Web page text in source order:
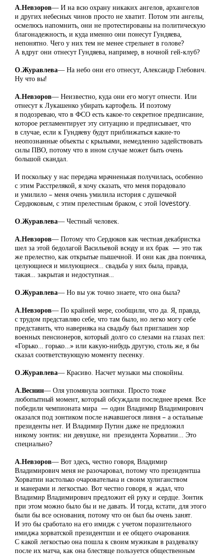
А.Невзоров― И на всю охрану никаких ангелов, архангелов
и других небесных чинов просто не хватит. Потом эти ангелы,
осмелюсь напомнить, они не протестированы на политическую
благонадежность, и куда именно они понесут Гундяева,
непонятно. Чего у них тем не менее стрельнет в голове?
А вдруг они отнесут Гундяева, например, в ночной гей-клуб?
О.Журавлева― На небо они его отнесут, Александр Глебович.
Ну что вы!
А.Невзоров― Неизвестно, куда они его могут отнести. Или
отнесут к Лукашенко убирать картофель. И поэтому
я подозреваю, что в ФСО есть какое-то секретное предписание,
которое регламентирует эту ситуацию и предписывает, что
в случае, если к Гундяеву будут приближаться какие-то
неопознанные объекты с крыльями, немедленно задействовать
силы ПВО, потому что в ином случае может быть очень
большой скандал.
И поскольку у нас передача мрачненькая получилась, особенно
с этим Расстрелякой, я хочу сказать, что меня порадовало
и умилило – меня очень умилила история с душечкой
Сердюковым, с этим прелестным браком, с этой lovestory.
О.Журавлева― Честный человек.
А.Невзоров― Потому что Сердюков как честная декабристка
шел за этой бедолагой Васильевой всюду и их брак — это так
же прелестно, как открытые пышечной. И они как два пончика,
целующиеся и милующиеся… свадьба у них была, правда,
такая… закрытая и недоступная…
О.Журавлева― Но вы уж точно знаете, что она была?
А.Невзоров― По крайней мере, сообщили, что да. Я, правда,
с трудом представляю себе, что там было, но легко могу себе
представить, что наверняка на свадьбу был приглашен хор
военных пенсионеров, который долго со слезами на глазах пел:
«Горько… горько…» или какую-нибудь другую, столь же, я бы
сказал соответствующую моменту песенку.
О.Журавлева― Красиво. Насчет музыки мы спокойны.
А.Веснин― Оля упомянула зонтики. Просто тоже
любопытный момент, который обсуждали последнее время. Все
победили чемпионата мира — один Владимир Владимирович
оказался под зонтиком после начавшегося ливня – а остальные
президенты нет. И Владимир Путин даже не предложил
никому зонтик: ни девушке, ни президента Хорватии… Это
специально?
А.Невзоров― Вот здесь, честно говоря, Владимир
Владимирович меня не разочаровал, потому что президентша
Хорватии настолько очаровательна и своим хулиганством
и манерами и легкостью. Вот честно говоря, я ждал, что
Владимир Владимирович предложит ей руку и сердце. Зонтик
при этом можно было бы и не давать. И тогда, кстати, для этого
были бы все основания, потому что он был бы очень занят.
И это бы сработало на его имидж с учетом поразительного
имиджа хорватской президентши и ее общего очарования.
С какой легкостью она пошла к своим мужикам в раздевалку
после их матча, как она блестяще пользуется общественным